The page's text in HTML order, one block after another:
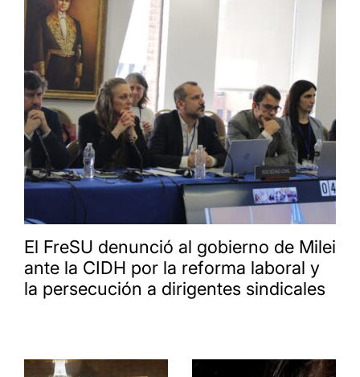
El FreSU denunció al gobierno de Milei
ante la CIDH por la reforma laboral y
la persecución a dirigentes sindicales